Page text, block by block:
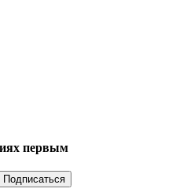
первым